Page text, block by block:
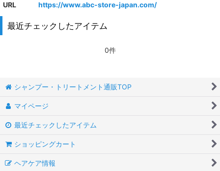
URL
https://www.abc-store-japan.com/
最近チェックしたアイテム
0件
シャンプー・トリートメント通販TOP
マイページ
最近チェックしたアイテム
ショッピングカート
ヘアケア情報